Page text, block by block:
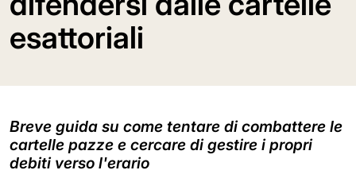
esattoriali
Breve guida su come tentare di combattere le
cartelle pazze e cercare di gestire i propri
debiti verso l'erario